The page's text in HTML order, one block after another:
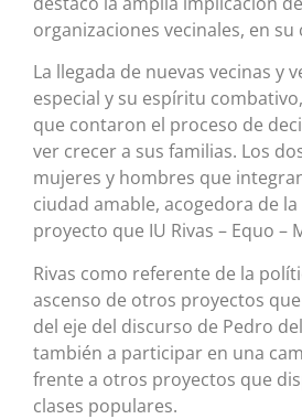
organizaciones vecinales, en
La llegada de nuevas vecinas
especial y su espíritu
que contaron el proceso de
ver crecer a sus familias. Los
mujeres y hombres que
ciudad amable, acogedora de
proyecto que IU Rivas – Equo
Rivas como referente de la
ascenso de otros proyectos
del eje del discurso de Pedro
también a participar en una
frente a otros proyectos que
clases populares.